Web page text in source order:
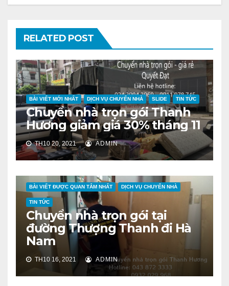
RELATED POST
BÀI VIẾT MỚI NHẤT DỊCH VỤ CHUYỂN NHÀ SLIDE TIN TỨC
Chuyển nhà trọn gói Thanh
Hương giảm giá 30% tháng 11
TH10 20, 2021 ADMIN
BÀI VIẾT ĐƯỢC QUAN TÂM NHẤT DỊCH VỤ CHUYỂN NHÀ
TIN TỨC
Chuyển nhà trọn gói tại
đường Thượng Thanh đi Hà
Nam
TH10 16, 2021 ADMIN